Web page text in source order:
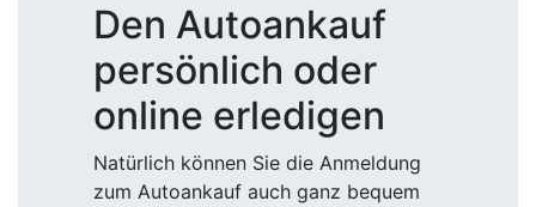
Den Autoankauf
persönlich oder
online erledigen
Natürlich können Sie die Anmeldung
zum Autoankauf auch ganz bequem